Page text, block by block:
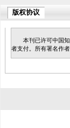
版权协议
本刊已许可中国
者支付。所有署名作